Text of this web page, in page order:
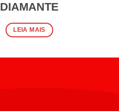
DIAMANTE
LEIA MAIS